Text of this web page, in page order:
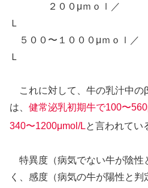
２００μｍｏｌ／
Ｌ 陽 性
５００〜１０００μｍｏｌ／
Ｌ 強陽性
これに対して、牛の乳汁中の
は、 健常泌乳初期牛で100〜
340〜1200μmol/Lと言われてい
特異度（病気でない牛が陰性
く、感度（病気の牛が陽性と